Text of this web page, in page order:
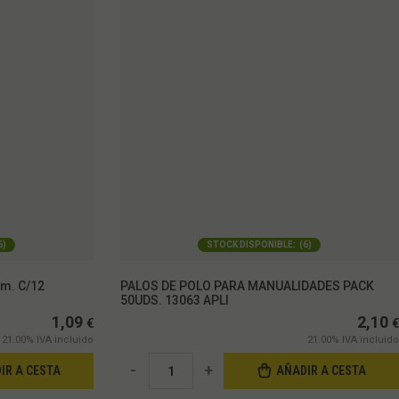
)
C/12
1,09 €
21.00% IVA incluido
A CESTA
STOCK DISPONIBLE: (6)
PALOS DE POLO PARA MANUALIDADES PACK
50UDS. 13063 APLI
2,10 €
21.00% IVA incluido
- + AÑADIR A CESTA